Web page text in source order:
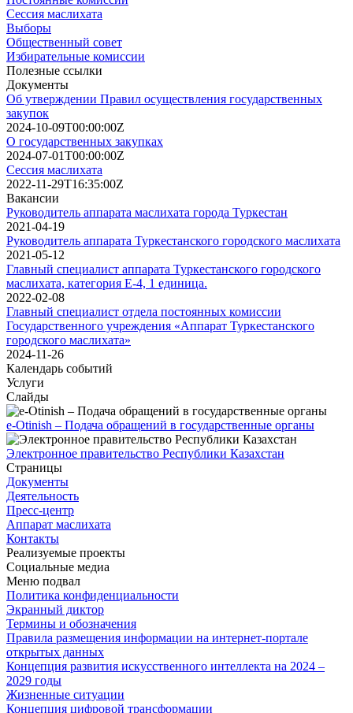
Сессия маслихата
Выборы
Общественный совет
Избирательные комиссии
Полезные ссылки
Документы
Об утверждении Правил осуществления государственных
закупок
2024-10-09T00:00:00Z
О государственных закупках
2024-07-01T00:00:00Z
Сессия маслихата
2022-11-29T16:35:00Z
Вакансии
Руководитель аппарата маслихата города Туркестан
2021-04-19
Руководитель аппарата Туркестанского городского маслихата
2021-05-12
Главный специалист аппарата Туркестанского городского
маслихата, категория E-4, 1 единица.
2022-02-08
Главный специалист отдела постоянных комиссии
Государственного учреждения «Аппарат Туркестанского
городского маслихата»
2024-11-26
Календарь событий
Услуги
Слайды
e-Otinish – Подача обращений в государственные органы
Электронное правительство Республики Казахстан
Страницы
Документы
Деятельность
Пресс-центр
Аппарат маслихата
Контакты
Реализуемые проекты
Социальные медиа
Меню подвал
Политика конфиденциальности
Экранный диктор
Термины и обозначения
Правила размещения информации на интернет-портале
открытых данных
Концепция развития искусственного интеллекта на 2024 –
2029 годы
Жизненные ситуации
Концепция цифровой трансформации